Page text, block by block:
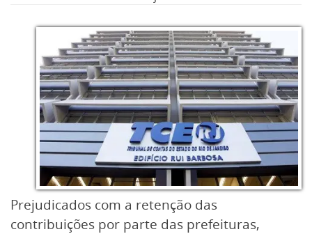
Prejudicados com a retenção das
contribuições por parte das prefeituras,